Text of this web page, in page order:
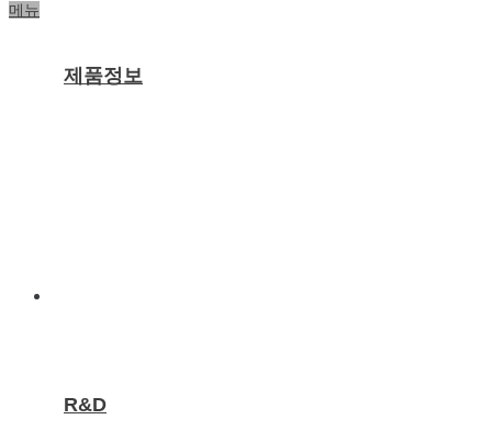
제품정보
R&D
메뉴